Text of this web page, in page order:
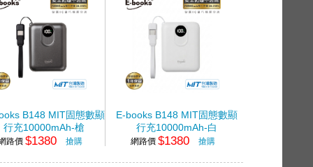
B148 MIT固態數顯
行充10000mAh-槍
路價 $1380 搶購
E-books B148 MIT固態數顯
行充10000mAh-白
網路價 $1380 搶購